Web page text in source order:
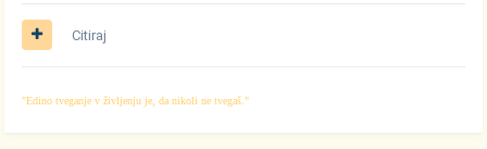
Citiraj
"Edino tveganje v življenju je, da nikoli ne tvegaš."